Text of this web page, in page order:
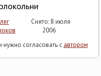
Снято: 8 июля
2006
согласовать с автором